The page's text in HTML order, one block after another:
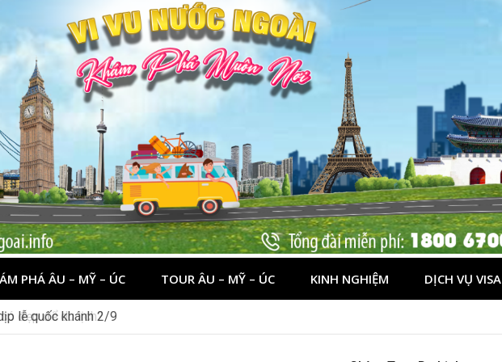
PHÁ ÂU – MỸ – ÚC TOUR ÂU – MỸ – ÚC KINH NGHIỆM DỊCH VỤ VISA
đẹp để du lịch?